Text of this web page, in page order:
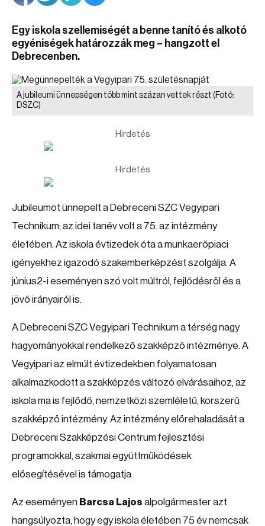
Egy iskola szellemiségét a benne tanító és alkotó
egyéniségek határozzák meg – hangzott el
Debrecenben.
A jubileumi ünnepségen több mint százan vettek részt (Fotó:
DSZC)
Hirdetés
Hirdetés
Jubileumot ünnepelt a Debreceni SZC Vegyipari
Technikum; az idei tanév volt a 75. az intézmény
életében. Az iskola évtizedek óta a munkaerőpiaci
igényekhez igazodó szakemberképzést szolgálja. A
június2-i eseményen szó volt múltról, fejlődésről és a
jövő irányairól is.
A Debreceni SZC Vegyipari Technikum a térség nagy
hagyományokkal rendelkező szakképző intézménye. A
Vegyipari az elmúlt évtizedekben folyamatosan
alkalmazkodott a szakképzés változó elvárásaihoz, az
iskola ma is fejlődő, nemzetközi szemléletű, korszerű
szakképző intézmény. Az intézmény előrehaladását a
Debreceni Szakképzési Centrum fejlesztési
programokkal, szakmai együttműködések
elősegítésével is támogatja.
Az eseményen Barcsa Lajos alpolgármester azt
hangsúlyozta, hogy egy iskola életében 75 év nemcsak